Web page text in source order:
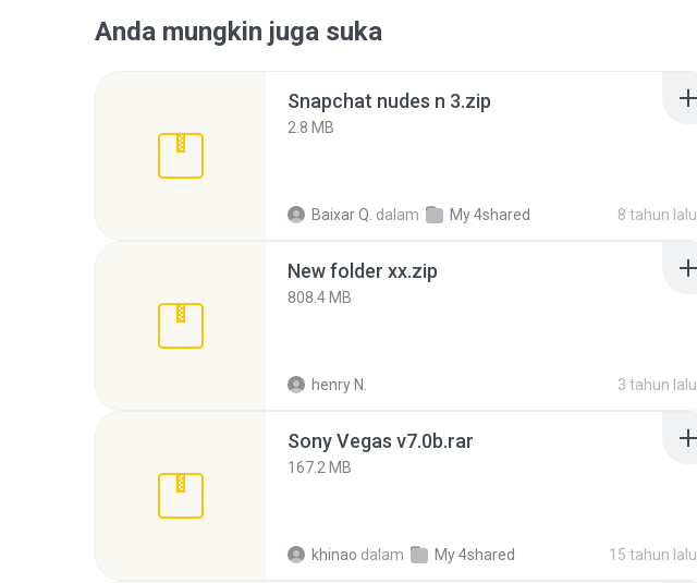
Anda mungkin juga suka
Snapchat nudes n 3.zip
2.8 MB
Baixar Q. dalam My 4shared 8 tahun lalu
New folder xx.zip
808.4 MB
henry N. 3 tahun lalu
Sony Vegas v7.0b.rar
167.2 MB
khinao dalam My 4shared 15 tahun lalu